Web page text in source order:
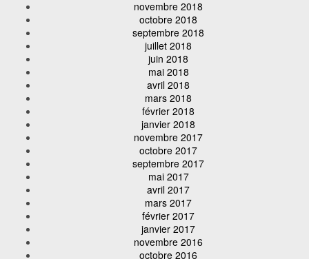
novembre 2018
octobre 2018
septembre 2018
juillet 2018
juin 2018
mai 2018
avril 2018
mars 2018
février 2018
janvier 2018
novembre 2017
octobre 2017
septembre 2017
mai 2017
avril 2017
mars 2017
février 2017
janvier 2017
novembre 2016
octobre 2016